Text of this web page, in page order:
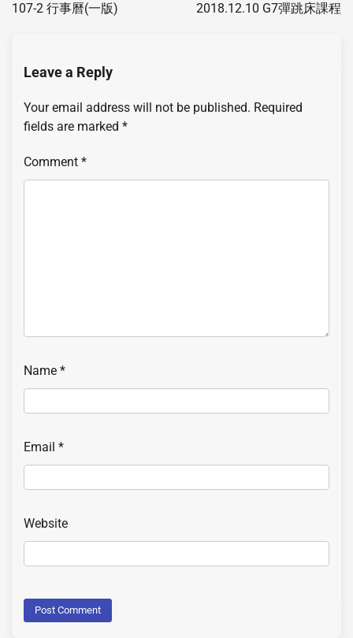
107-2 行事曆(一版)
2018.12.10 G7彈跳床課程
Leave a Reply
Your email address will not be published. Required
fields are marked *
Comment *
Name *
Email *
Website